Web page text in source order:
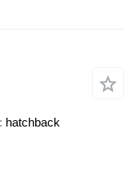
hatchback